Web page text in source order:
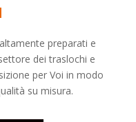
preparati e
deitraslochi e
per Voi in modo
su misura.